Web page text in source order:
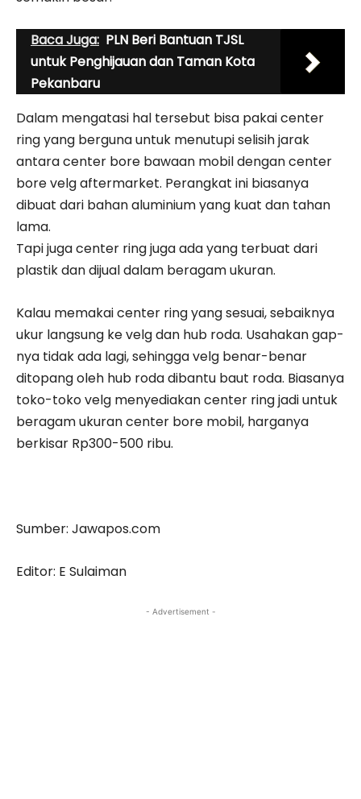
Baca Juga: PLN Beri Bantuan TJSL
untuk Penghijauan dan Taman Kota
Pekanbaru
Dalam mengatasi hal tersebut bisa pakai center
ring yang berguna untuk menutupi selisih jarak
antara center bore bawaan mobil dengan center
bore velg aftermarket. Perangkat ini biasanya
dibuat dari bahan aluminium yang kuat dan tahan
lama.
Tapi juga center ring juga ada yang terbuat dari
plastik dan dijual dalam beragam ukuran.
Kalau memakai center ring yang sesuai, sebaiknya
ukur langsung ke velg dan hub roda. Usahakan gap-
nya tidak ada lagi, sehingga velg benar-benar
ditopang oleh hub roda dibantu baut roda. Biasanya
toko-toko velg menyediakan center ring jadi untuk
beragam ukuran center bore mobil, harganya
berkisar Rp300-500 ribu.
Sumber: Jawapos.com
Editor: E Sulaiman
- Advertisement -